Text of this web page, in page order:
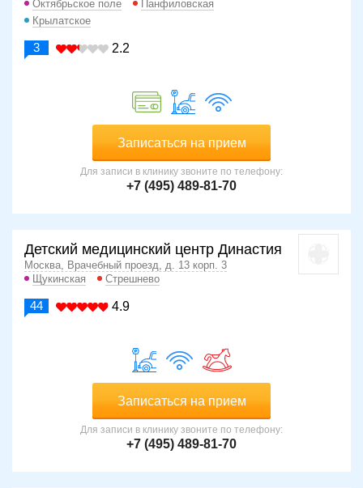
Октябрьское поле
Панфиловская
Крылатское
3 2.2
Записаться на прием
Для записи в клинику звоните по телефону:
+7 (495) 489-81-70
Детский медицинский центр Династия
Москва, Врачебный проезд, д. 13 корп. 3
Щукинская
Стрешнево
44 4.9
Записаться на прием
Для записи в клинику звоните по телефону:
+7 (495) 489-81-70